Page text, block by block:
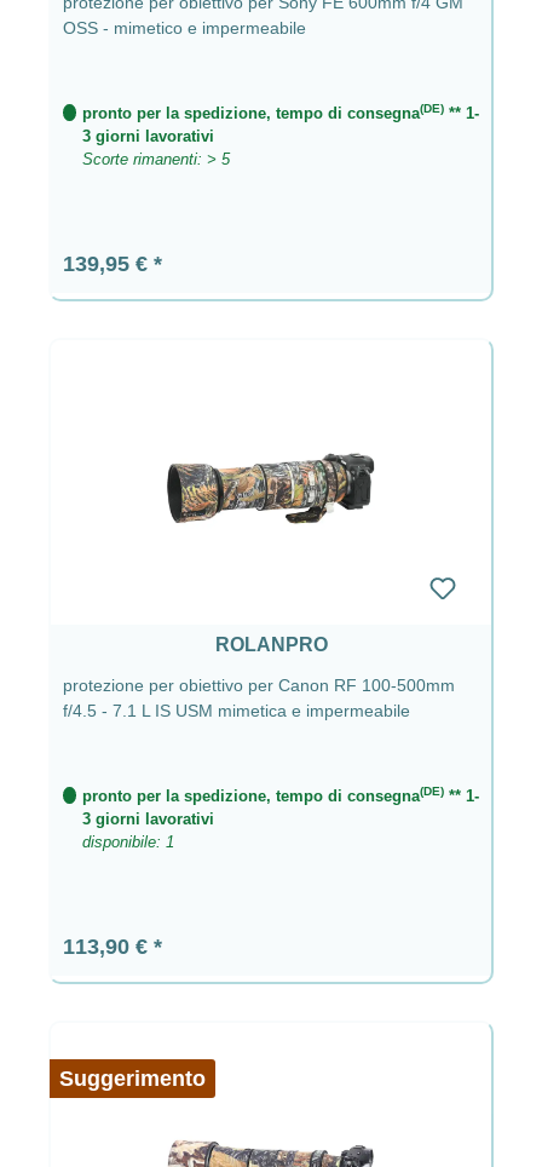
OSS - mimetico e impermeabile
pronto per la spedizione, tempo di consegna(DE)** 1-
3 giorni lavorativi
Scorte rimanenti: > 5
Prezzo normale:
139,95 €
ROLANPRO
protezione per obiettivo per Canon RF 100-500mm
f/4.5 - 7.1 L IS USM mimetica e impermeabile
pronto per la spedizione, tempo di consegna(DE)** 1-
3 giorni lavorativi
disponibile: 1
Prezzo normale:
113,90 €
Suggerimento